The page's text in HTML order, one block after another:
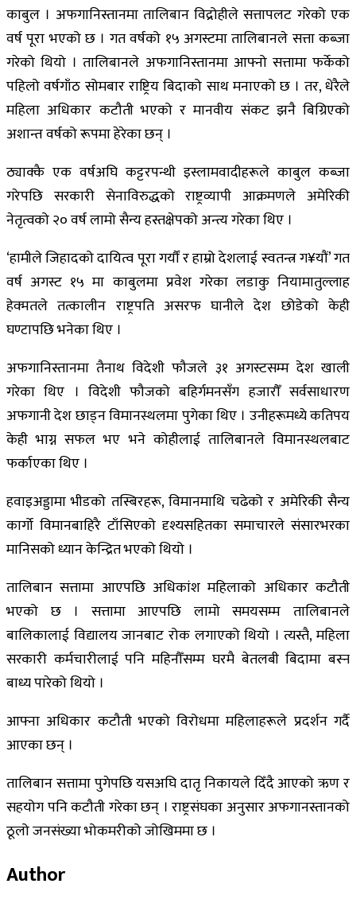
काबुल । अफगानिस्तानमा तालिबान विद्रोहीले सत्तापलट गरेको एक
वर्ष पूरा भएको छ । गत वर्षको १५ अगस्टमा तालिबानले सत्ता कब्जा
गरेको थियो । तालिबानले अफगानिस्तानमा आफ्नो सत्तामा फर्केको
पहिलो वर्षगाँठ सोमबार राष्ट्रिय बिदाको साथ मनाएको छ । तर, धेरैले
महिला अधिकार कटौती भएको र मानवीय संकट झनै बिग्रिएको
अशान्त वर्षको रूपमा हेरेका छन् ।
ठ्याक्कै एक वर्षअघि कट्टरपन्थी इस्लामवादीहरूले काबुल कब्जा
गरेपछि सरकारी सेनाविरुद्धको राष्ट्रव्यापी आक्रमणले अमेरिकी
नेतृत्वको २० वर्ष लामो सैन्य हस्तक्षेपको अन्त्य गरेका थिए ।
‘हामीले जिहादको दायित्व पूरा गर्यौं र हाम्रो देशलाई स्वतन्त्र ग¥यौं’ गत
वर्ष अगस्ट १५ मा काबुलमा प्रवेश गरेका लडाकु नियामातुल्लाह
हेक्मतले तत्कालीन राष्ट्रपति असरफ घानीले देश छोडेको केही
घण्टापछि भनेका थिए ।
अफगानिस्तानमा तैनाथ विदेशी फौजले ३१ अगस्टसम्म देश खाली
गरेका थिए । विदेशी फौजको बहिर्गमनसँग हजारौँ सर्वसाधारण
अफगानी देश छाड्न विमानस्थलमा पुगेका थिए । उनीहरूमध्ये कतिपय
केही भाग्न सफल भए भने कोहीलाई तालिबानले विमानस्थलबाट
फर्काएका थिए ।
हवाइअड्डामा भीडको तस्बिरहरू, विमानमाथि चढेको र अमेरिकी सैन्य
कार्गो विमानबाहिरै टाँसिएको दृश्यसहितका समाचारले संसारभरका
मानिसको ध्यान केन्द्रित भएको थियो ।
तालिबान सत्तामा आएपछि अधिकांश महिलाको अधिकार कटौती
भएको छ । सत्तामा आएपछि लामो समयसम्म तालिबानले
बालिकालाई विद्यालय जानबाट रोक लगाएको थियो । त्यस्तै, महिला
सरकारी कर्मचारीलाई पनि महिनौँसम्म घरमै बेतलबी बिदामा बस्न
बाध्य पारेको थियो ।
आफ्ना अधिकार कटौती भएको विरोधमा महिलाहरूले प्रदर्शन गर्दै
आएका छन् ।
तालिबान सत्तामा पुगेपछि यसअघि दातृ निकायले दिँदै आएको ऋण र
सहयोग पनि कटौती गरेका छन् । राष्ट्रसंघका अनुसार अफगानस्तानको
ठूलो जनसंख्या भोकमरीको जोखिममा छ ।
Author